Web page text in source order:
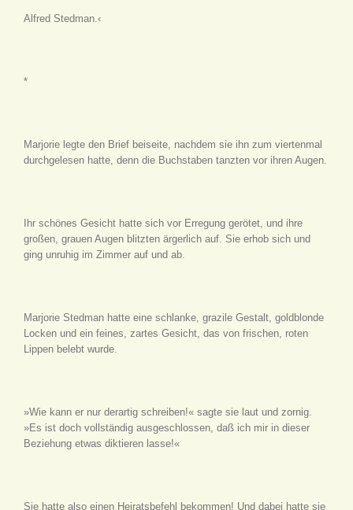
Alfred Stedman.‹
*
Marjorie legte den Brief beiseite, nachdem sie ihn zum viertenmal
durchgelesen hatte, denn die Buchstaben tanzten vor ihren Augen.
Ihr schönes Gesicht hatte sich vor Erregung gerötet, und ihre
großen, grauen Augen blitzten ärgerlich auf. Sie erhob sich und
ging unruhig im Zimmer auf und ab.
Marjorie Stedman hatte eine schlanke, grazile Gestalt, goldblonde
Locken und ein feines, zartes Gesicht, das von frischen, roten
Lippen belebt wurde.
»Wie kann er nur derartig schreiben!« sagte sie laut und zornig.
»Es ist doch vollständig ausgeschlossen, daß ich mir in dieser
Beziehung etwas diktieren lasse!«
Sie hatte also einen Heiratsbefehl bekommen! Und dabei hatte sie